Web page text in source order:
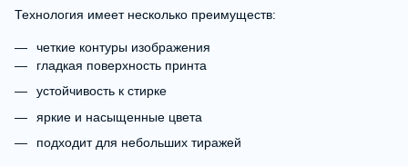
Технология имеет несколько преимуществ:
четкие контуры изображения
гладкая поверхность принта
устойчивость к стирке
яркие и насыщенные цвета
подходит для небольших тиражей